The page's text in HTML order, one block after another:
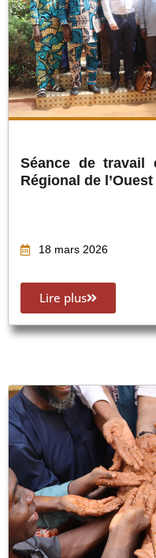
Séance de travail
Régional de
18 mars 2026
Lire plus